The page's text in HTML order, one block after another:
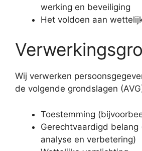
werking en beveiliging
Het voldoen aan
Wij verwerken
de volgende grondslagen
Toestemming
Gerechtvaardigd
analyse en verbetering)